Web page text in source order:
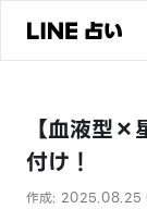
ユーザーの声
相談事例
【血液型×
付け！
作成: